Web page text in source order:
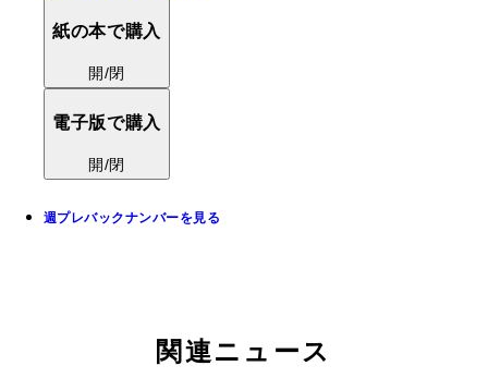
紙の本で購入
開/閉
電子版で購入
開/閉
週プレバックナンバーを見る
関連ニュース